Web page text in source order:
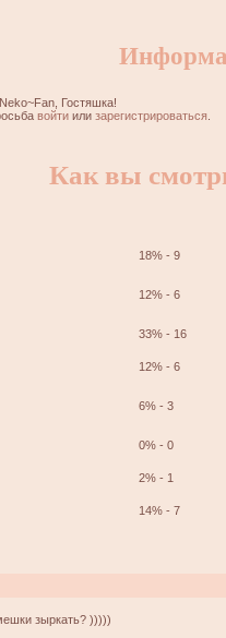
Гостяшка!
войти или зарегистрироваться
Как вы
18% - 9
12% - 6
33% - 16
12% - 6
6% - 3
0% - 0
2% - 1
14% - 7
зыркать? )))))